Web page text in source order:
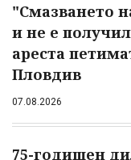
"Смазването
и не е
ареста
Пловдив
07.08.2026
75-годишен